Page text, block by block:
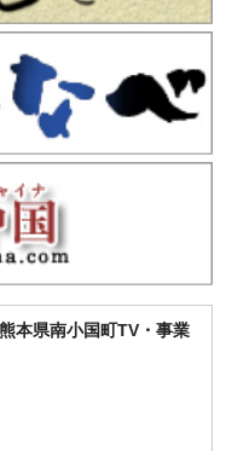
本県南小国町TV・事業